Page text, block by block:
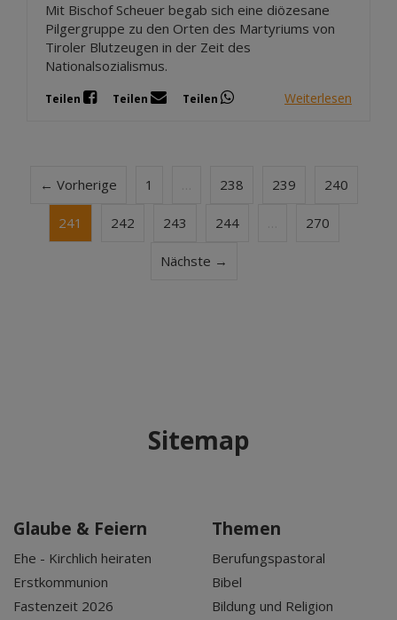
Mit Bischof Scheuer begab sich eine diözesane
Pilgergruppe zu den Orten des Martyriums von
Tiroler Blutzeugen in der Zeit des
Nationalsozialismus.
Teilen Teilen Teilen Weiterlesen
← Vorherige 1 238 239 240
241 242 243 244 270
Nächste →
Sitemap
Glaube & Feiern
Ehe - Kirchlich heiraten
Erstkommunion
Fastenzeit 2026
Themen
Berufungspastoral
Bibel
Bildung und Religion